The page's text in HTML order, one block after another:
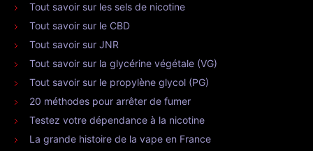
Tout savoir sur les sels de nicotine
Tout savoir sur le CBD
Tout savoir sur JNR
Tout savoir sur la glycérine végétale (VG)
Tout savoir sur le propylène glycol (PG)
20 méthodes pour arrêter de fumer
Testez votre dépendance à la nicotine
La grande histoire de la vape en France